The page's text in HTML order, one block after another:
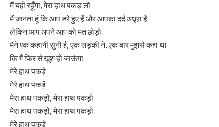
मैं यहीं रहूँगा, मेरा हाथ पकड़ लो
मैं जानता हूं कि आप डरे हुए हैं और आपका दर्द अधूरा है
लेकिन आप अपने आप को मत छोड़ो
मैंने एक कहानी सुनी है, एक लड़की ने, एक बार मुझसे कहा था
कि मैं फिर से खुश हो जाऊंगा
मेरे हाथ पकड़ें
मेरे हाथ पकड़ें
मेरा हाथ पकड़ो, मेरा हाथ पकड़ो
मेरा हाथ पकड़ो, मेरा हाथ पकड़ो
मेरे हाथ पकड़ें